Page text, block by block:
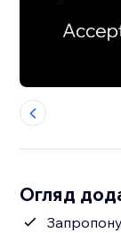
Огляд